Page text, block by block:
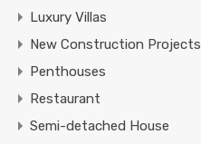
Luxury Villas
New Construction Projects
Penthouses
Restaurant
Semi-detached House